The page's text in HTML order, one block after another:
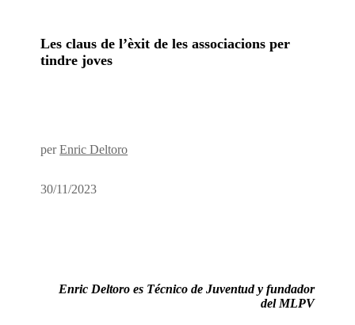
Les claus de l’èxit de les associacions per
tindre joves
perEnric Deltoro
30/11/2023
Enric Deltoro es Técnico de Juventud y fundador
del MLPV